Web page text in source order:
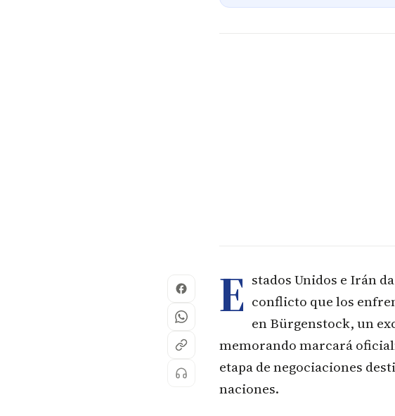
E stados Unidos e Irán
conflicto que los
en Bürgenstock, un
memorando marcará
etapa de negociaciones
naciones.